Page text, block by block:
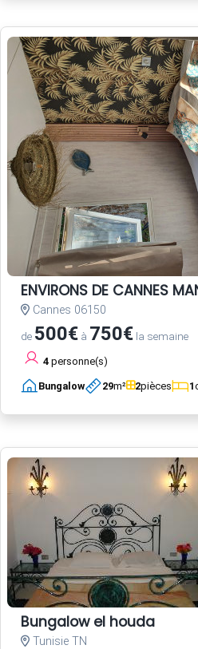
ENVIRONS DE CANNES
Cannes 06150
de 500€ à 750€ la semaine
4 personne(s)
Bungalow 29m² 2pièces 1
Bungalow el houda
Tunisie TN